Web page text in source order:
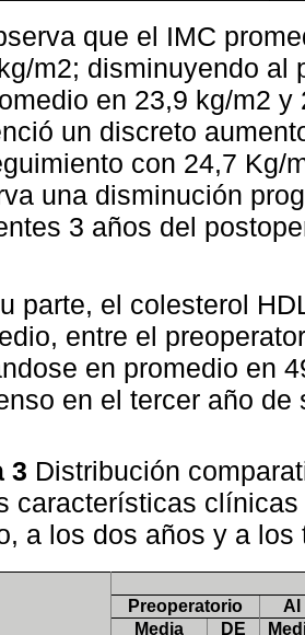
que el IMC
m2; disminuyendo al
en 23,9 kg/m2
un discreto
con 24,7 Kg/
una disminución
3 años del
parte, el colesterol
entre el
en promedio en
en el tercer año de
3 Distribución
características
a los dos años y a
Preoperatorio
Al
Media
DE